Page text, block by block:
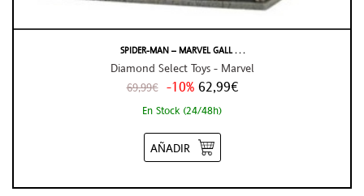
SPIDER-MAN – MARVEL GALL . . .
Diamond Select Toys - Marvel
69,99€ -10% 62,99€
En Stock (24/48h)
AÑADIR